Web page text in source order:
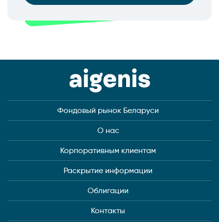
Фондовый рынок Беларуси
О нас
Корпоративным клиентам
Раскрытие информации
Облигации
Контакты